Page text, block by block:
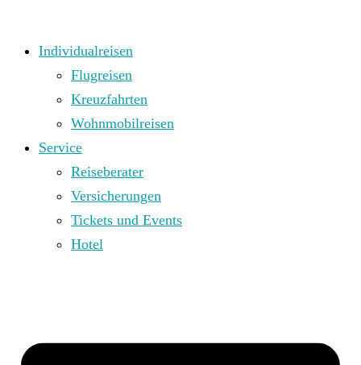
Individualreisen
Flugreisen
Kreuzfahrten
Wohnmobilreisen
Service
Reiseberater
Versicherungen
Tickets und Events
Hotel